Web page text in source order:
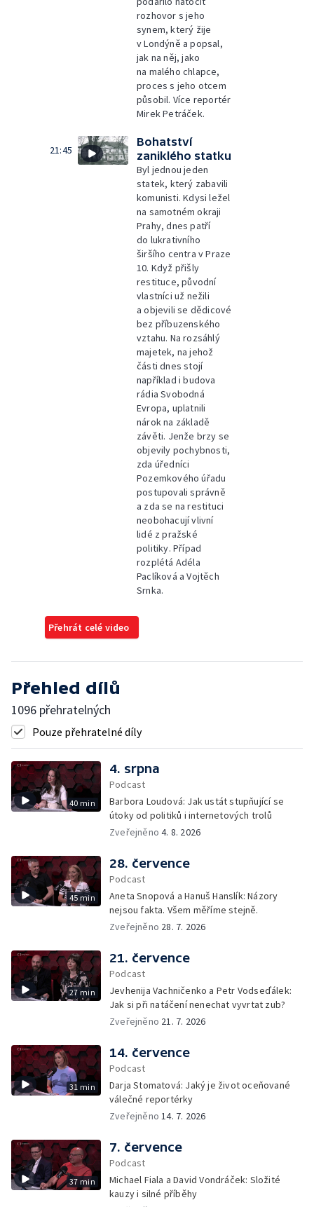
rozhovor s jeho
synem, který žije
v Londýně a popsal,
jak na něj, jako
na malého chlapce,
proces s jeho otcem
působil. Více reportér
Mirek Petráček.
21:45
Bohatství
zaniklého statku
Byl jednou jeden
statek, který zabavili
komunisti. Kdysi ležel
na samotném okraji
Prahy, dnes patří
do lukrativního
širšího centra v Praze
10. Když přišly
restituce, původní
vlastníci už nežili
a objevili se dědicové
bez příbuzenského
vztahu. Na rozsáhlý
majetek, na jehož
části dnes stojí
například i budova
rádia Svobodná
Evropa, uplatnili
nárok na základě
závěti. Jenže brzy se
objevily pochybnosti,
zda úředníci
Pozemkového úřadu
postupovali správně
a zda se na restituci
neobohacují vlivní
lidé z pražské
politiky. Případ
rozplétá Adéla
Paclíková a Vojtěch
Srnka.
Přehrát celé video
Přehled dílů
1096 přehratelných
Pouze přehratelné díly
40 min
4. srpna
Podcast
Barbora Loudová: Jak ustát stupňující se
útoky od politiků i internetových trolů
Zveřejněno4. 8. 2026
45 min
28. července
Podcast
Aneta Snopová a Hanuš Hanslík: Názory
nejsou fakta. Všem měříme stejně.
Zveřejněno 28. 7. 2026
27 min
21. července
Podcast
Jevhenija Vachničenko a Petr Vodseďálek:
Jak si při natáčení nenechat vyvrtat zub?
Zveřejněno 21. 7. 2026
31 min
14. července
Podcast
Darja Stomatová: Jaký je život oceňované
válečné reportérky
Zveřejněno14. 7. 2026
37 min
7. července
Podcast
Michael Fiala a David Vondráček: Složité
kauzy i silné příběhy